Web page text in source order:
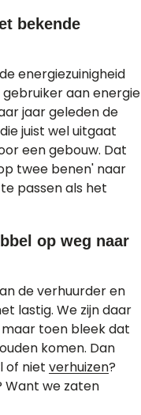
bekende
energiezuinigheid
aan energie
jaar geleden de
juist wel uitgaat
een gebouw. Dat
twee benen' naar
passen als het
op weg naar
de verhuurder en
lastig. We zijn daar
toen bleek dat
komen. Dan
of niet verhuizen?
Want we zaten